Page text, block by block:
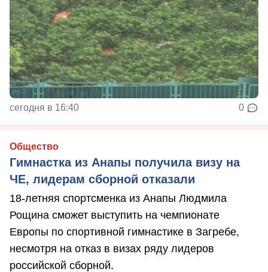
сегодня в 16:40 0
Общество
Гимнастка из Анапы получила визу на
ЧЕ, лидерам сборной отказали
18-летняя спортсменка из Анапы Людмила
Рощина сможет выступить на чемпионате
Европы по спортивной гимнастике в Загребе,
несмотря на отказ в визах ряду лидеров
российской сборной.